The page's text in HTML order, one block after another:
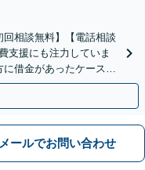
回相談無料】【電話相談
支援にも注力していま
借金があったケースも
メールでお問い合わせ